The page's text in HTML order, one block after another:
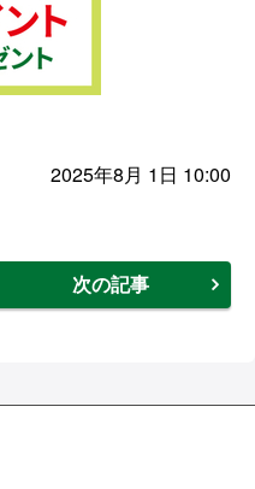
2025年8月 1日 10:00
次の記事